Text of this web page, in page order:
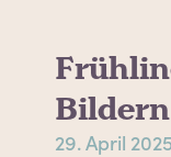
Bildern
29. April 2025